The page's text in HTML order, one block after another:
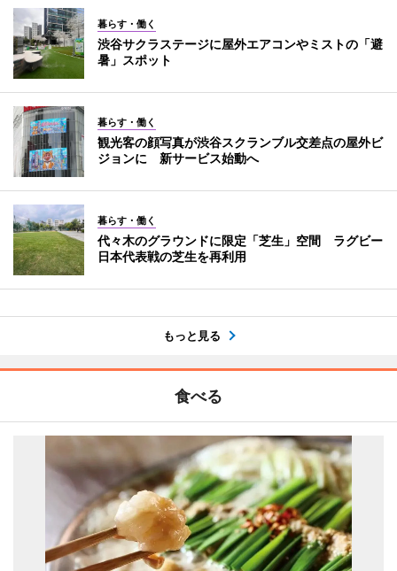
暮らす・働く
渋谷サクラステージに屋外エアコンやミストの「避
暑」スポット
暮らす・働く
観光客の顔写真が渋谷スクランブル交差点の屋外ビ
ジョンに 新サービス始動へ
暮らす・働く
代々木のグラウンドに限定「芝生」空間 ラグビー
日本代表戦の芝生を再利用
もっと見る
食べる